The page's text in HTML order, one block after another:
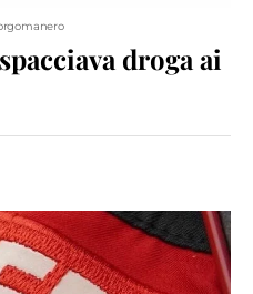
droga ai